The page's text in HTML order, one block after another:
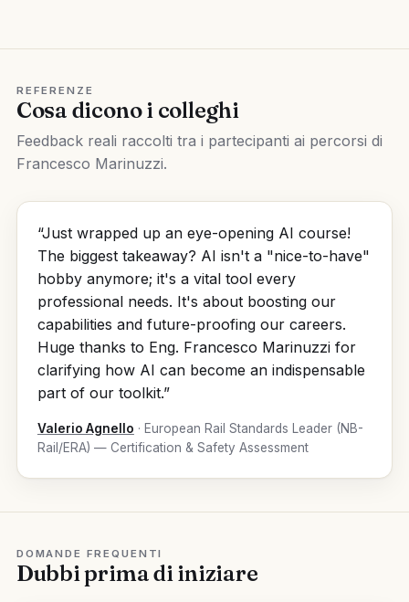
REFERENZE
Cosa dicono i colleghi
Feedback reali raccolti tra i partecipanti ai percorsi di
Francesco Marinuzzi.
“Just wrapped up an eye-opening AI course!
The biggest takeaway? AI isn't a "nice-to-have"
hobby anymore; it's a vital tool every
professional needs. It's about boosting our
capabilities and future-proofing our careers.
Huge thanks to Eng. Francesco Marinuzzi for
clarifying how AI can become an indispensable
part of our toolkit.”
Valerio Agnello · European Rail Standards Leader (NB-
Rail/ERA) — Certification & Safety Assessment
DOMANDE FREQUENTI
Dubbi prima di iniziare